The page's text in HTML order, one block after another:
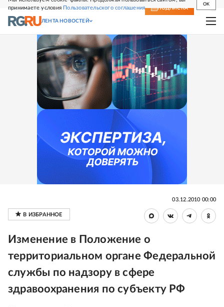
принимаете условия Пользовательского соглашения
OK
СВЕЖИЙ НОМЕР ПОДПИСКА
ЛЕНТА НОВОСТЕЙ
03.12.2010 00:00
Изменение в Положение о
территориальном органе Федеральной
службы по надзору в сфере
здравоохранения по субъекту РФ